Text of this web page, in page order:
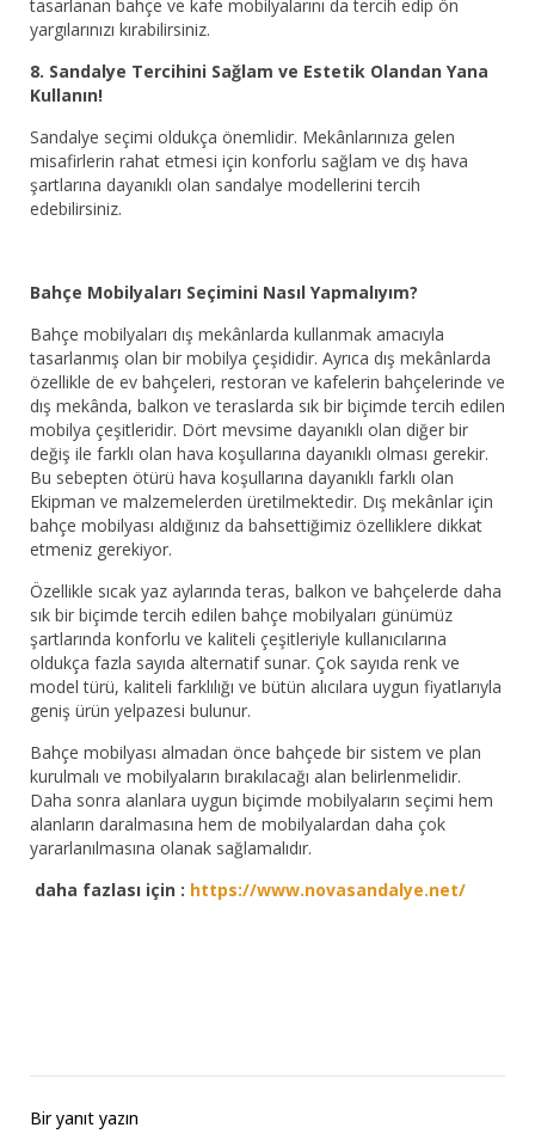
tasarlanan bahçe ve kafe mobilyalarını da tercih edip ön
yargılarınızı kırabilirsiniz.
8. Sandalye Tercihini Sağlam ve Estetik Olandan Yana
Kullanın!
Sandalye seçimi oldukça önemlidir. Mekânlarınıza gelen
misafirlerin rahat etmesi için konforlu sağlam ve dış hava
şartlarına dayanıklı olan sandalye modellerini tercih
edebilirsiniz.
Bahçe Mobilyaları Seçimini Nasıl Yapmalıyım?
Bahçe mobilyaları dış mekânlarda kullanmak amacıyla
tasarlanmış olan bir mobilya çeşididir. Ayrıca dış mekânlarda
özellikle de ev bahçeleri, restoran ve kafelerin bahçelerinde ve
dış mekânda, balkon ve teraslarda sık bir biçimde tercih edilen
mobilya çeşitleridir. Dört mevsime dayanıklı olan diğer bir
değiş ile farklı olan hava koşullarına dayanıklı olması gerekir.
Bu sebepten ötürü hava koşullarına dayanıklı farklı olan
Ekipman ve malzemelerden üretilmektedir. Dış mekânlar için
bahçe mobilyası aldığınız da bahsettiğimiz özelliklere dikkat
etmeniz gerekiyor.
Özellikle sıcak yaz aylarında teras, balkon ve bahçelerde daha
sık bir biçimde tercih edilen bahçe mobilyaları günümüz
şartlarında konforlu ve kaliteli çeşitleriyle kullanıcılarına
oldukça fazla sayıda alternatif sunar. Çok sayıda renk ve
model türü, kaliteli farklılığı ve bütün alıcılara uygun fiyatlarıyla
geniş ürün yelpazesi bulunur.
Bahçe mobilyası almadan önce bahçede bir sistem ve plan
kurulmalı ve mobilyaların bırakılacağı alan belirlenmelidir.
Daha sonra alanlara uygun biçimde mobilyaların seçimi hem
alanların daralmasına hem de mobilyalardan daha çok
yararlanılmasına olanak sağlamalıdır.
daha fazlası için : https://www.novasandalye.net/
Bir yanıt yazın